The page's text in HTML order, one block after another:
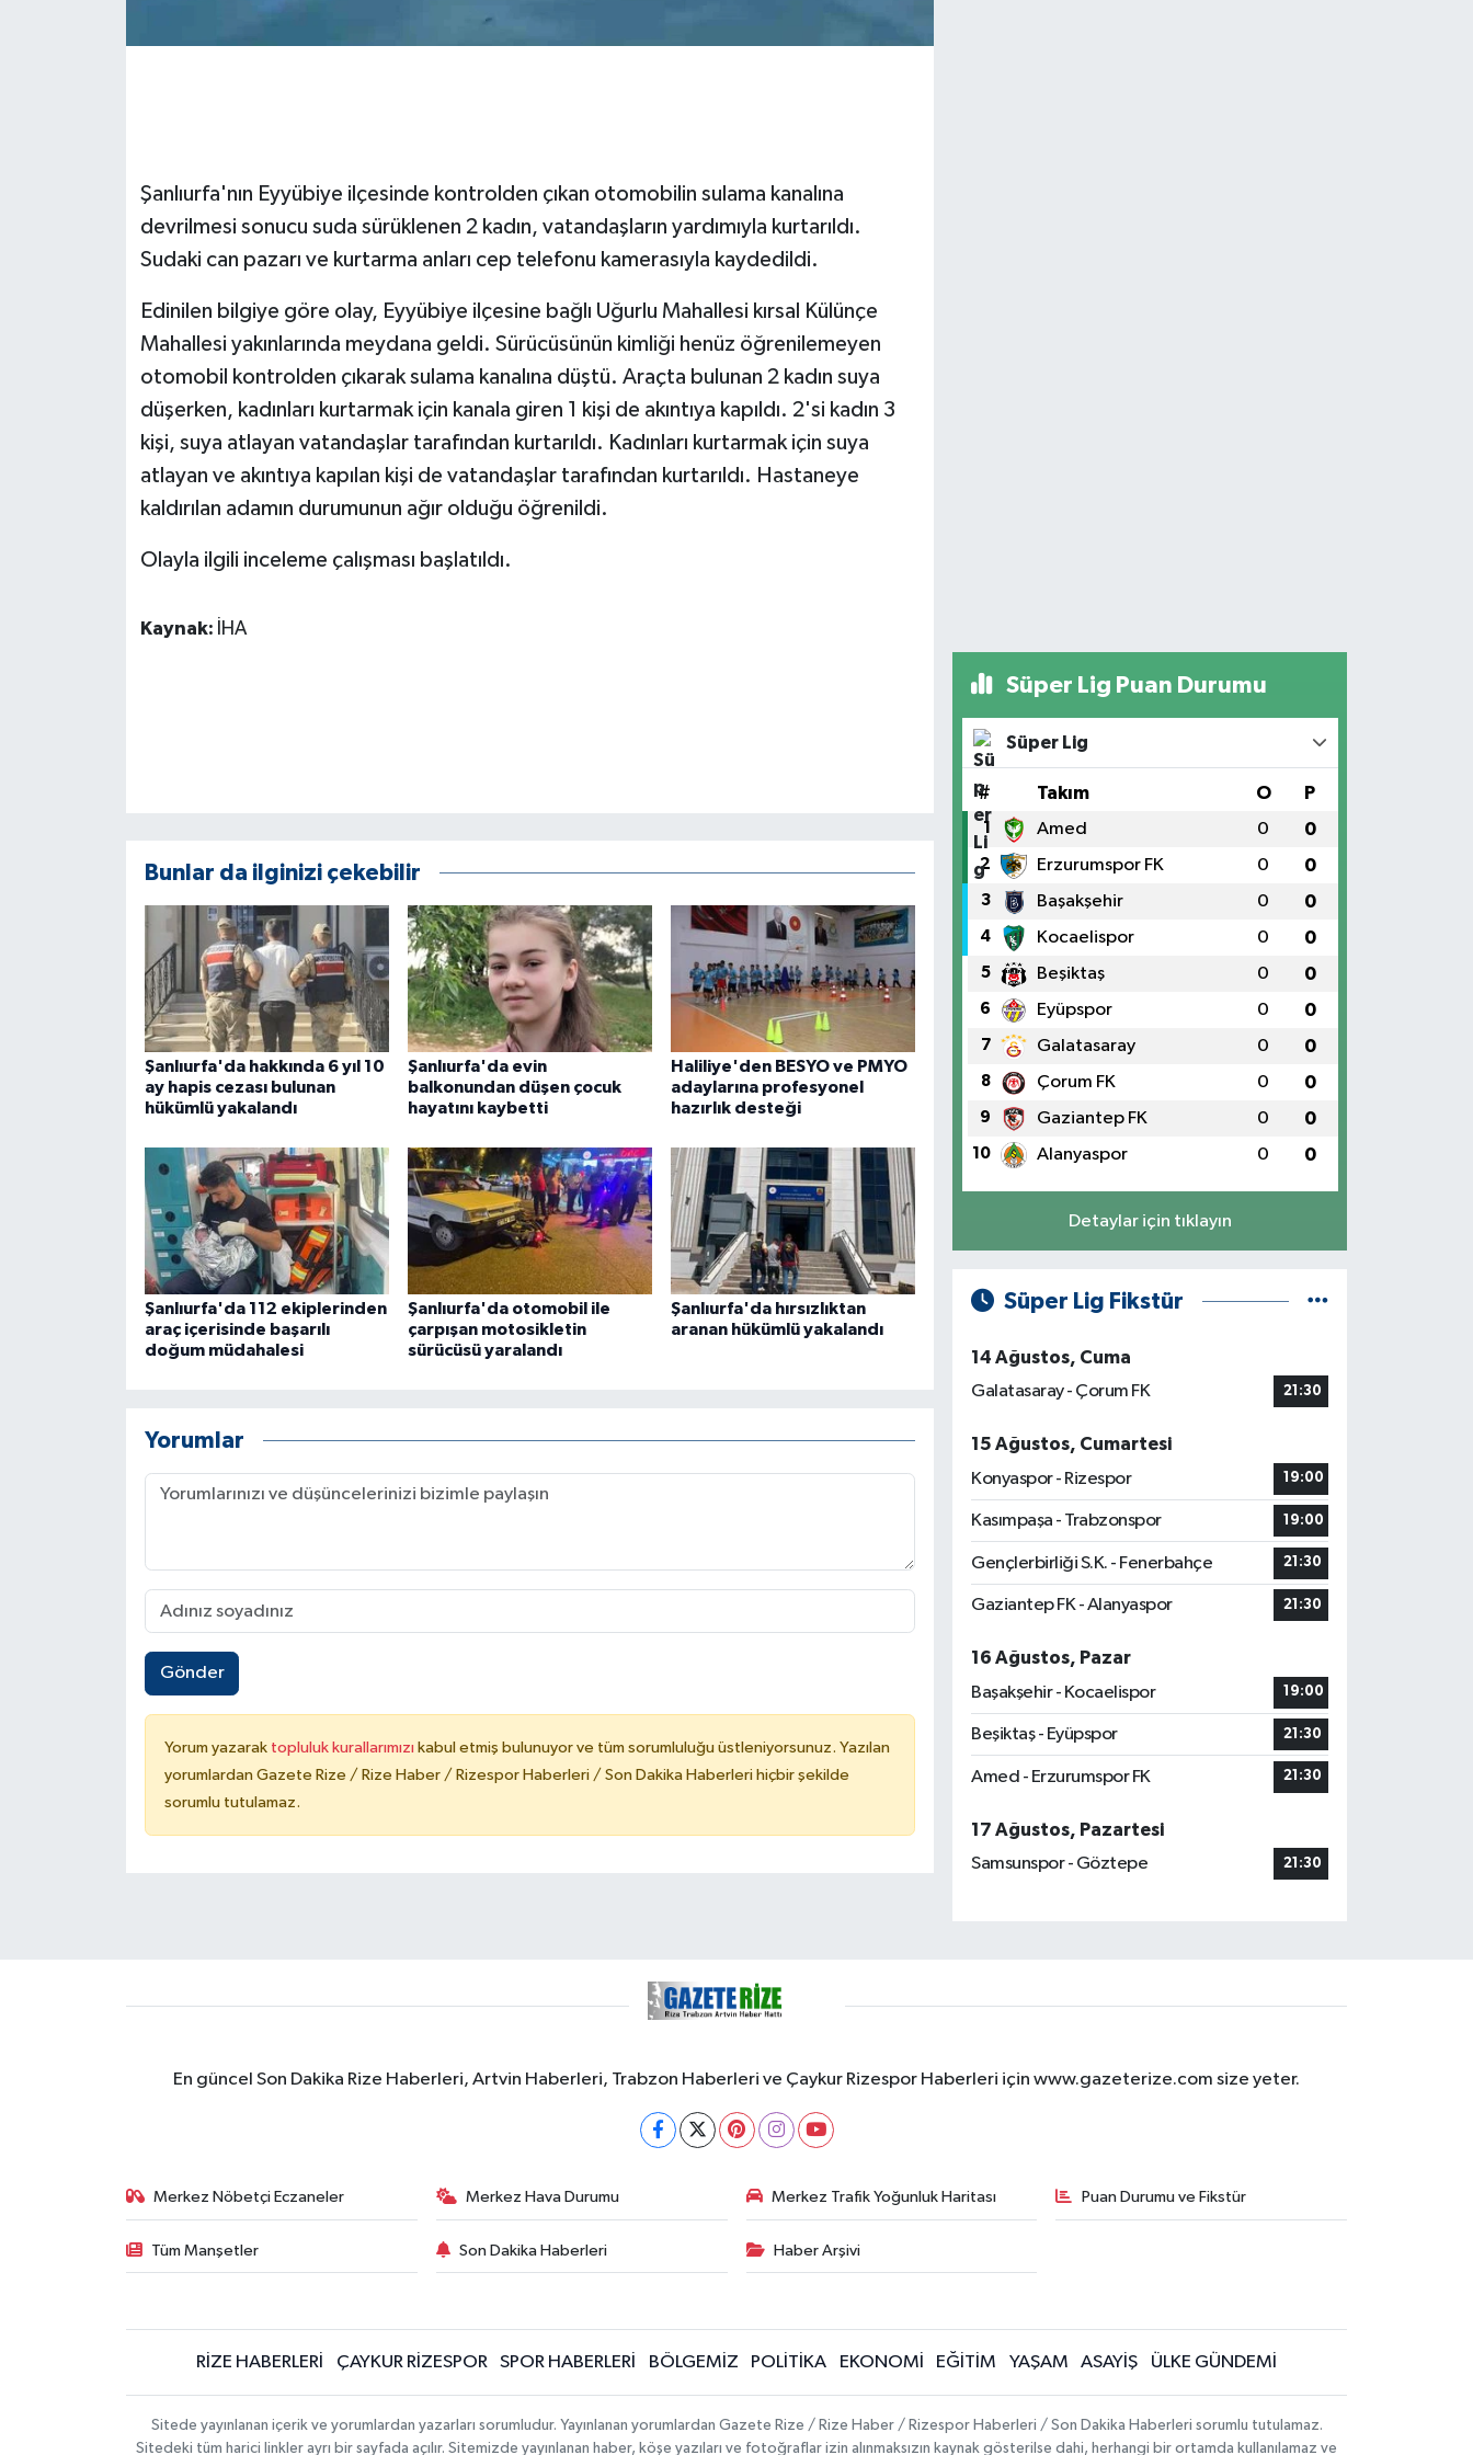
Şanlıurfa'nın Eyyübiye ilçesinde kontrolden çıkan otomobilin sulama kanalına
devrilmesi sonucu suda sürüklenen 2 kadın, vatandaşların yardımıyla kurtarıldı.
Sudaki can pazarı ve kurtarma anları cep telefonu kamerasıyla kaydedildi.
Edinilen bilgiye göre olay, Eyyübiye ilçesine bağlı Uğurlu Mahallesi kırsal Külünçe
Mahallesi yakınlarında meydana geldi. Sürücüsünün kimliği henüz öğrenilemeyen
otomobil kontrolden çıkarak sulama kanalına düştü. Araçta bulunan 2 kadın suya
düşerken, kadınları kurtarmak için kanala giren 1 kişi de akıntıya kapıldı. 2'si kadın 3
kişi, suya atlayan vatandaşlar tarafından kurtarıldı. Kadınları kurtarmak için suya
atlayan ve akıntıya kapılan kişi de vatandaşlar tarafından kurtarıldı. Hastaneye
kaldırılan adamın durumunun ağır olduğu öğrenildi.
Olayla ilgili inceleme çalışması başlatıldı.
Kaynak: İHA
Bunlar da ilginizi çekebilir
Şanlıurfa'da hakkında 6 yıl 10
ay hapis cezası bulunan
hükümlü yakalandı
Şanlıurfa'da evin
balkonundan düşen çocuk
hayatını kaybetti
Haliliye'den BESYO ve PMYO
adaylarına profesyonel
hazırlık desteği
Şanlıurfa'da 112 ekiplerinden
araç içerisinde başarılı
doğum müdahalesi
Şanlıurfa'da otomobil ile
çarpışan motosikletin
sürücüsü yaralandı
Şanlıurfa'da hırsızlıktan
aranan hükümlü yakalandı
Yorumlar
Gönder
Yorum yazarak topluluk kurallarımızı kabul etmiş bulunuyor ve tüm sorumluluğu üstleniyorsunuz. Yazılan
yorumlardan Gazete Rize / Rize Haber / Rizespor Haberleri / Son Dakika Haberleri hiçbir şekilde
sorumlu tutulamaz.
Süper Lig Puan Durumu
Süper Lig
# Takım O P
1 Amed 0 0
2 Erzurumspor FK 0 0
3 Başakşehir 0 0
4 Kocaelispor 0 0
5 Beşiktaş 0 0
6 Eyüpspor 0 0
7 Galatasaray 0 0
8 Çorum FK 0 0
9 Gaziantep FK 0 0
10 Alanyaspor 0 0
Detaylar için tıklayın
Süper Lig Fikstür
14 Ağustos, Cuma
Galatasaray - Çorum FK
21:30
15 Ağustos, Cumartesi
Konyaspor - Rizespor
19:00
Kasımpaşa - Trabzonspor 19:00
Gençlerbirliği S.K. - Fenerbahçe 21:30
Gaziantep FK - Alanyaspor 21:30
16 Ağustos, Pazar
Başakşehir - Kocaelispor
19:00
Beşiktaş - Eyüpspor 21:30
Amed - Erzurumspor FK 21:30
17 Ağustos, Pazartesi
Samsunspor - Göztepe
21:30
En güncel Son Dakika Rize Haberleri, Artvin Haberleri, Trabzon Haberleri ve Çaykur Rizespor Haberleri için www.gazeterize.com size yeter.
Merkez Nöbetçi Eczaneler Merkez Hava Durumu Merkez Trafik Yoğunluk Haritası Puan Durumu ve Fikstür
Tüm Manşetler Son Dakika Haberleri Haber Arşivi
RİZE HABERLERİ ÇAYKUR RİZESPOR SPOR HABERLERİ BÖLGEMİZ POLİTİKA EKONOMİ EĞİTİM YAŞAM ASAYİŞ ÜLKE GÜNDEMİ
Sitede yayınlanan içerik ve yorumlardan yazarları sorumludur. Yayınlanan yorumlardan Gazete Rize / Rize Haber / Rizespor Haberleri / Son Dakika Haberleri sorumlu tutulamaz.
Sitedeki tüm harici linkler ayrı bir sayfada açılır. Sitemizde yayınlanan haber, köşe yazıları ve fotoğraflar izin alınmaksızın kaynak gösterilse dahi, herhangi bir ortamda kullanılamaz ve
HABERDE İNSAN
Jandarma
KÜLTÜR SANAT
MAGAZİN
ÜLKE GÜNDEMİ
Yerel Haberler